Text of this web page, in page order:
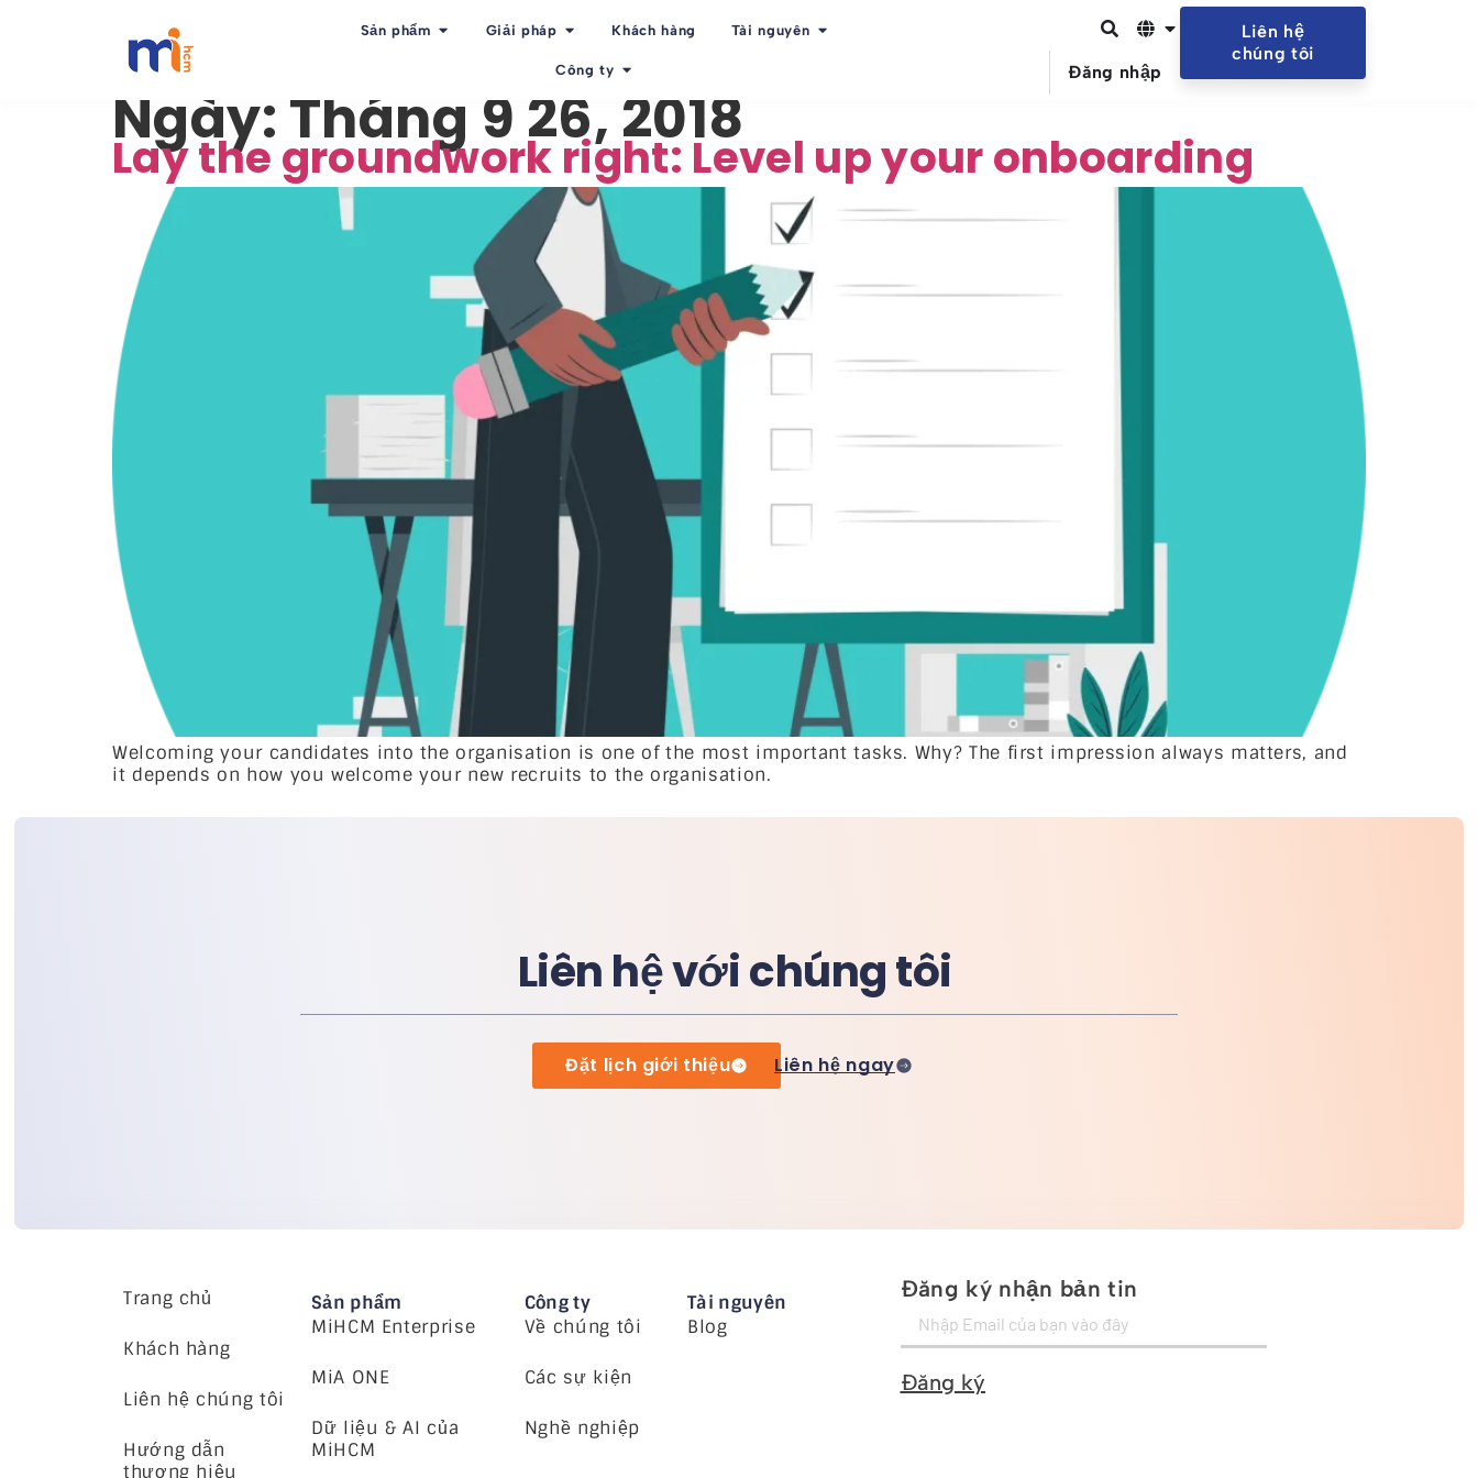
Sản phẩm Giải pháp Khách hàng Tài nguyên
Công ty Đăng nhập
Liên hệ
chúng tôi
Ngày: Tháng 9 26, 2018
Lay the groundwork right: Level up your onboarding
Welcoming your candidates into the organisation is one of the most important tasks. Why? The first impression always matters, and
it depends on how you welcome your new recruits to the organisation.
Liên hệ với chúng tôi
Đặt lịch giới thiệu Liên hệ ngay
Trang chủ
Khách hàng
Liên hệ chúng tôi
Hướng dẫn
thương hiệu
Sản phẩm
MiHCM Enterprise
MiA ONE
Dữ liệu & AI của
MiHCM
Công ty
Về chúng tôi
Các sự kiện
Nghề nghiệp
Tài nguyên
Blog
Đăng ký nhận bản tin
Đăng ký